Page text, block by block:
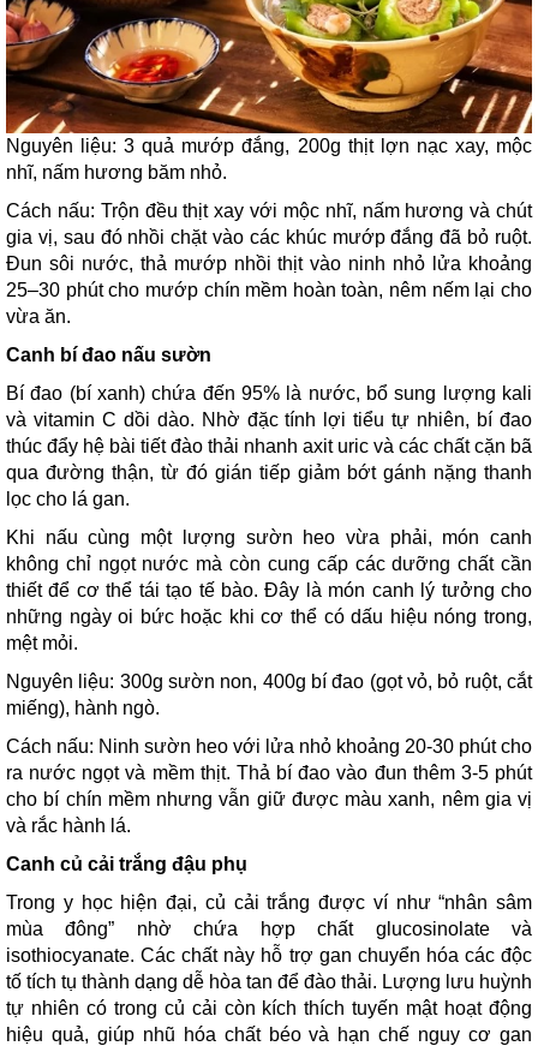
Nguyên liệu: 3 quả mướp đắng, 200g thịt lợn nạc xay, mộc
nhĩ, nấm hương băm nhỏ.
Cách nấu: Trộn đều thịt xay với mộc nhĩ, nấm hương và chút
gia vị, sau đó nhồi chặt vào các khúc mướp đắng đã bỏ ruột.
Đun sôi nước, thả mướp nhồi thịt vào ninh nhỏ lửa khoảng
25–30 phút cho mướp chín mềm hoàn toàn, nêm nếm lại cho
vừa ăn.
Canh bí đao nấu sườn
Bí đao (bí xanh) chứa đến 95% là nước, bổ sung lượng kali
và vitamin C dồi dào. Nhờ đặc tính lợi tiểu tự nhiên, bí đao
thúc đẩy hệ bài tiết đào thải nhanh axit uric và các chất cặn bã
qua đường thận, từ đó gián tiếp giảm bớt gánh nặng thanh
lọc cho lá gan.
Khi nấu cùng một lượng sườn heo vừa phải, món canh
không chỉ ngọt nước mà còn cung cấp các dưỡng chất cần
thiết để cơ thể tái tạo tế bào. Đây là món canh lý tưởng cho
những ngày oi bức hoặc khi cơ thể có dấu hiệu nóng trong,
mệt mỏi.
Nguyên liệu: 300g sườn non, 400g bí đao (gọt vỏ, bỏ ruột, cắt
miếng), hành ngò.
Cách nấu: Ninh sườn heo với lửa nhỏ khoảng 20-30 phút cho
ra nước ngọt và mềm thịt. Thả bí đao vào đun thêm 3-5 phút
cho bí chín mềm nhưng vẫn giữ được màu xanh, nêm gia vị
và rắc hành lá.
Canh củ cải trắng đậu phụ
Trong y học hiện đại, củ cải trắng được ví như “nhân sâm
mùa đông” nhờ chứa hợp chất glucosinolate và
isothiocyanate. Các chất này hỗ trợ gan chuyển hóa các độc
tố tích tụ thành dạng dễ hòa tan để đào thải. Lượng lưu huỳnh
tự nhiên có trong củ cải còn kích thích tuyến mật hoạt động
hiệu quả, giúp nhũ hóa chất béo và hạn chế nguy cơ gan